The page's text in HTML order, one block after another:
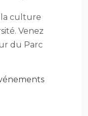
laculture
Venez
du Parc